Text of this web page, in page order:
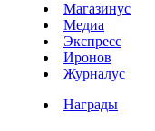
Магазинус
Медиа
Экспресс
Иронов
Журналус
Награды